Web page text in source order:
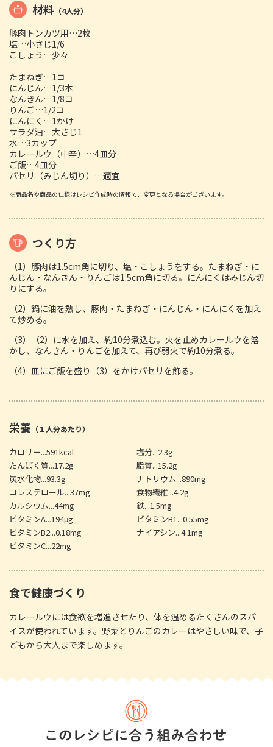
材料 （4人分）
豚肉トンカツ用…2枚
塩…小さじ1/6
こしょう…少々
たまねぎ…1コ
にんじん…1/3本
なんきん…1/8コ
りんご…1/2コ
にんにく…1かけ
サラダ油…大さじ1
水…3カップ
カレールウ（中辛）…4皿分
ご飯…4皿分
パセリ（みじん切り）…適宜
※商品名や商品の仕様はレシピ作成時の情報で、変更となる場合がございます。
つくり方
（1）豚肉は1.5cm角に切り、塩・こしょうをする。たまねぎ・に
んじん・なんきん・りんごは1.5cm角に切る。にんにくはみじん切
りにする。
（2）鍋に油を熱し、豚肉・たまねぎ・にんじん・にんにくを加え
て炒める。
（3）（2）に水を加え、約10分煮込む。火を止めカレールウを溶
かし、なんきん・りんごを加えて、再び弱火で約10分煮る。
（4）皿にご飯を盛り（3）をかけパセリを飾る。
栄養 （１人分あたり）
カロリー...591kcal
塩分...2.3g
たんぱく質...17.2g
脂質...15.2g
炭水化物...93.3g
ナトリウム...890mg
コレステロール...37mg
食物繊維...4.2g
カルシウム...44mg
鉄...1.5mg
ビタミンA...194μg
ビタミンB1...0.55mg
ビタミンB2...0.18mg
ナイアシン...4.1mg
ビタミンC...22mg
食で健康づくり
カレールウには食欲を増進させたり、体を温めるたくさんのスパ
イスが使われています。野菜とりんごのカレーはやさしい味で、子
どもから大人まで楽しめます。